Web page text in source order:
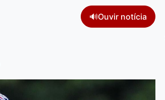
🔊Ouvir notícia